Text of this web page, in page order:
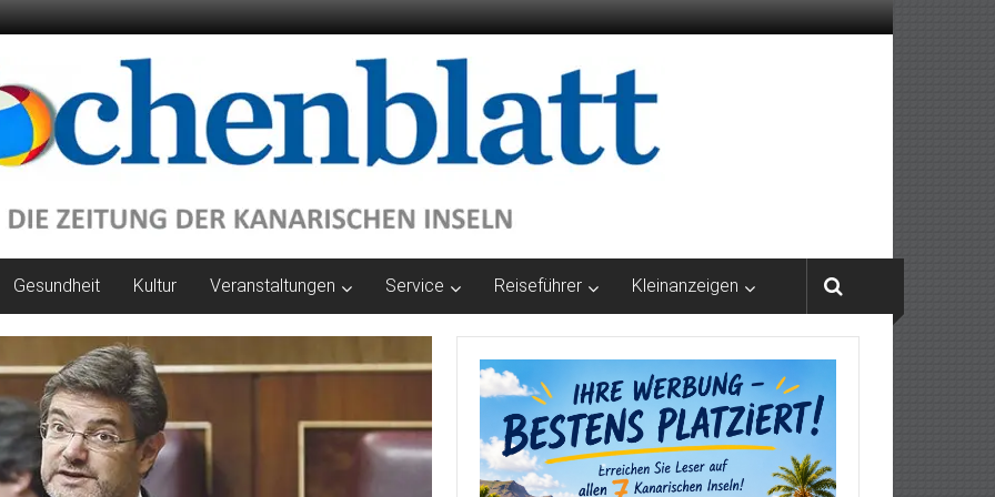
Gesundheit Kultur Veranstaltungen Service Reiseführer Kleinanzeigen